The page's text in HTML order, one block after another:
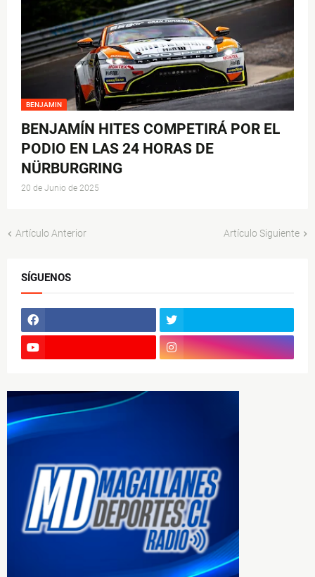
BENJAMIN
BENJAMÍN HITES COMPETIRÁ POR EL
PODIO EN LAS 24 HORAS DE
NÜRBURGRING
20 de Junio de 2025
Artículo Anterior Artículo Siguiente
SÍGUENOS